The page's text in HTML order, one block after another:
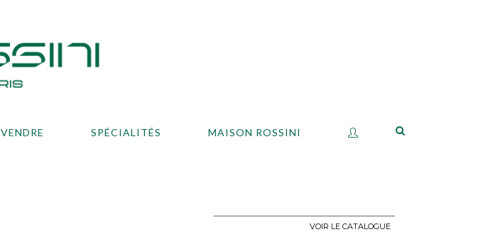
VENDRE SPÉCIALITÉS MAISON ROSSINI
VOIR LE CATALOGUE